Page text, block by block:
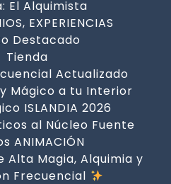
El Alquimista
EXPERIENCIAS
Destacado
Tienda
Actualizado
Mágico a tu Interior
ISLANDIA 2026
al Núcleo Fuente
ANIMACIÓN
Alta Magia, Alquimia y
Frecuencial